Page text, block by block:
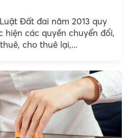
Đất đai năm 2013 quy
hiện các quyền chuyển đổi,
cho thuê lại,...